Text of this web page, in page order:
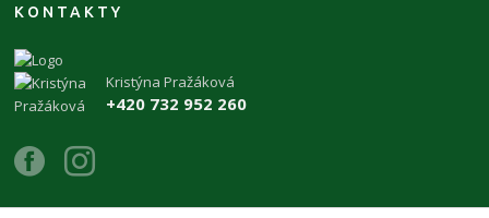
KONTAKTY
Kristýna Pražáková
+420 732 952 260